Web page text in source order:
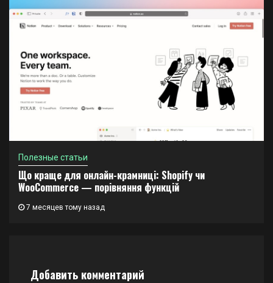
Полезные статьи
Що краще для онлайн-крамниці: Shopify чи
WooCommerce — порівняння функцій
7 месяцев тому назад
Добавить комментарий